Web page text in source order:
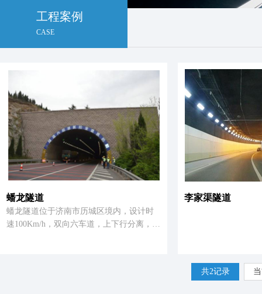
工程案例
CASE
蟠龙隧道
蟠龙隧道位于济南市历城区境内，设计时
速100Km/h，双向六车道，上下行分离，隧
李家渠隧道
共2记录